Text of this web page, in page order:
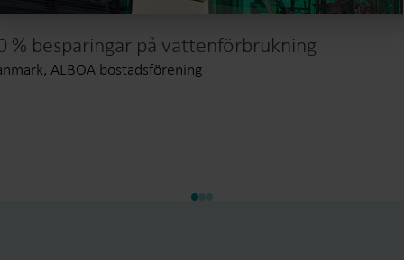
% besparingar på vattenförbrukning
ALBOA bostadsförening